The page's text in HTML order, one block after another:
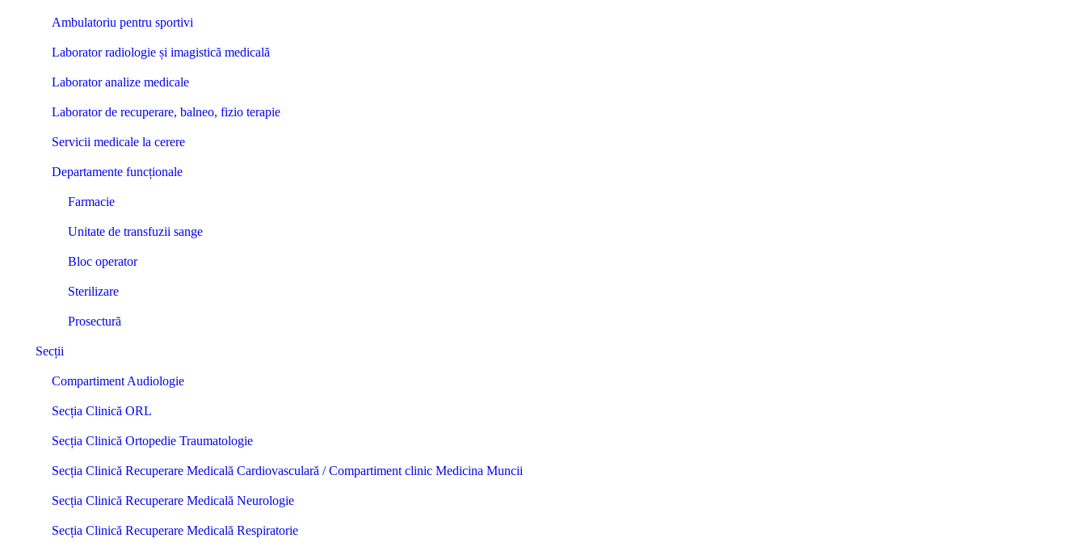
Ambulatoriu pentru sportivi
Laborator radiologie și imagistică medicală
Laborator analize medicale
Laborator de recuperare, balneo, fizio terapie
Servicii medicale la cerere
Departamente funcționale
Farmacie
Unitate de transfuzii sange
Bloc operator
Sterilizare
Prosectură
Secții
Compartiment Audiologie
Secția Clinică ORL
Secția Clinică Ortopedie Traumatologie
Secția Clinică Recuperare Medicală Cardiovasculară / Compartiment clinic Medicina Muncii
Secția Clinică Recuperare Medicală Neurologie
Secția Clinică Recuperare Medicală Respiratorie